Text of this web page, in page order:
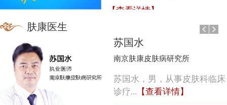
【查看详情】
苏国水
南京肤康皮肤病研究所
苏国水，男，从事皮肤科临床
诊疗... 【查看详情】
肤康医生